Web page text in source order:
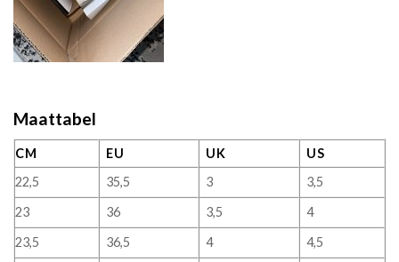
Maattabel
CM EU UK
US
22,5
35,5 3
3,5
23
36 3,5
4
23,5
36,5 4
4,5